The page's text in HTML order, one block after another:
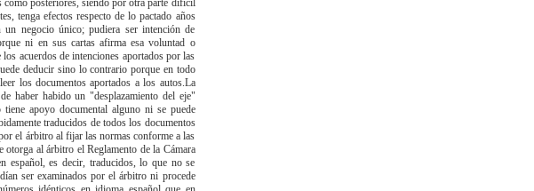
como posteriores, siendo por otra parte difícil
tenga efectos respecto de lo pactado años
un negocio único; pudiera ser intención de
ni en sus cartas afirma esa voluntad o
acuerdos de intenciones aportados por las
deducir sino lo contrario porque en todo
los documentos aportados a los autos.La
haber habido un "desplazamiento del eje"
apoyo documental alguno ni se puede
traducidos de todos los documentos
el árbitro al fijar las normas conforme a las
al árbitro el Reglamento de la Cámara
español, es decir, traducidos, lo que no se
ser examinados por el árbitro ni procede